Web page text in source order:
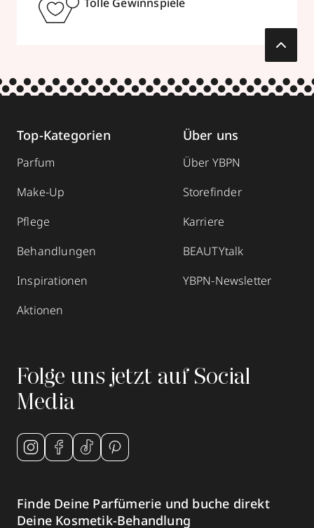
Top-Kategorien
Parfum
Make-Up
Pflege
Behandlungen
Inspirationen
Aktionen
Über uns
Über YBPN
Storefinder
Karriere
BEAUTYtalk
YBPN-Newsletter
Folge uns jetzt auf Social
Media
Finde Deine Parfümerie und buche direkt
Deine Kosmetik-Behandlung